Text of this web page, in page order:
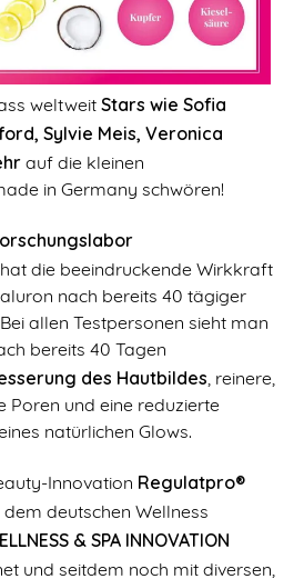
weltweit Stars wie Sofia
Sylvie Meis, Veronica
auf die kleinen
in Germany schwören!
die beeindruckende Wirkkraft
nach bereits 40 tägiger
allen Testpersonen sieht man
bereits 40 Tagen
des Hautbildes, reinere,
Poren und eine reduzierte
natürlichen Glows.
Innovation Regulatpro®
deutschen Wellness
& SPA INNOVATION
und seitdem noch mit diversen,